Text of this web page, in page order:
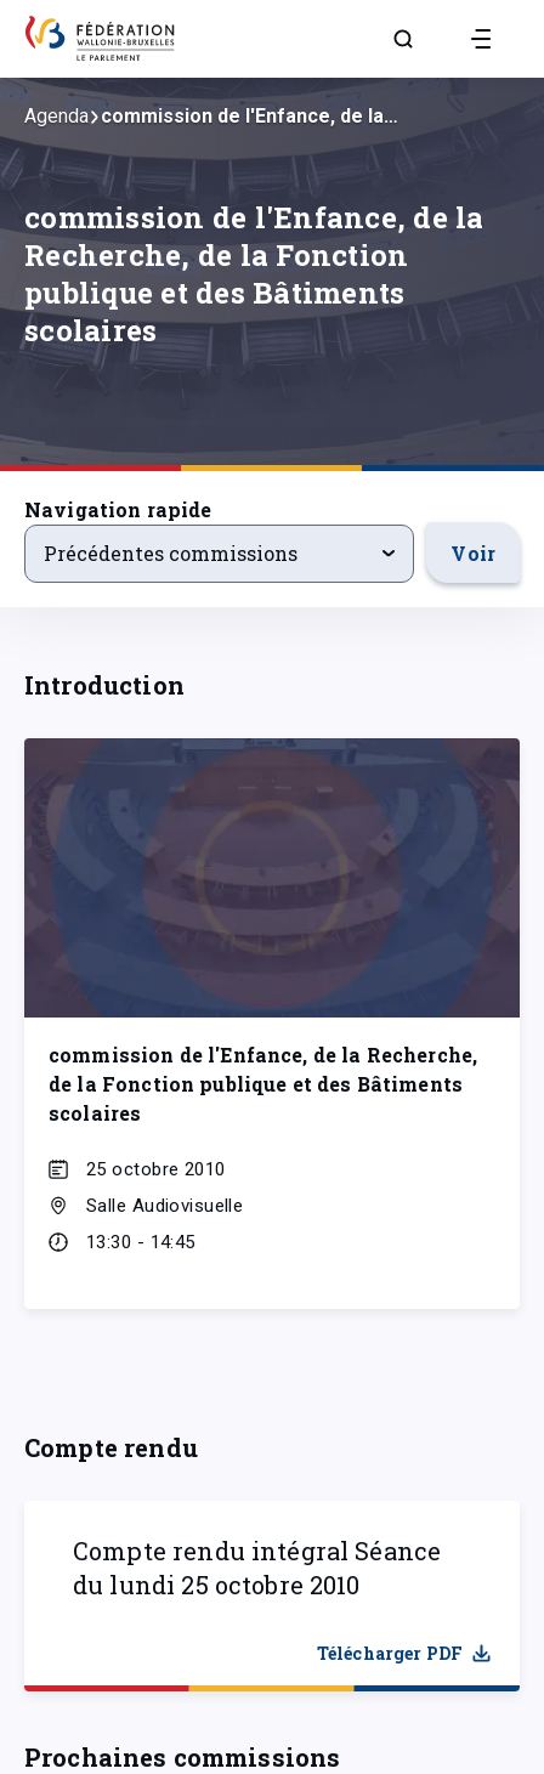
Aller à la page
commission de l'Enfance, de la
Recherche, de la Fonction
publique et des Bâtiments
scolaires
Agenda commission de l'Enfance, de la…
Navigation rapide
precedentsevenements
Précédentes commissions Voir
Introduction
commission de l'Enfance, de la Recherche,
de la Fonction publique et des Bâtiments
scolaires
25 octobre 2010
Salle Audiovisuelle
13:30 - 14:45
Compte rendu
Compte rendu intégral Séance
du lundi 25 octobre 2010
Télécharger PDF
Prochaines commissions